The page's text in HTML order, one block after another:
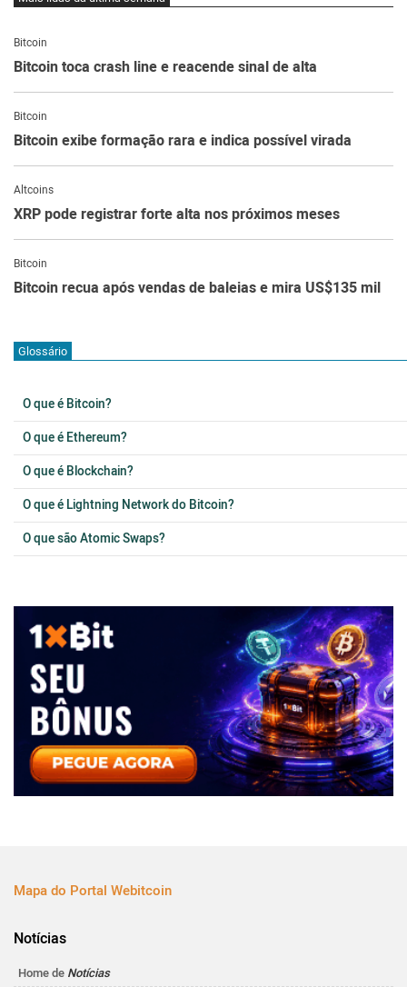
Bitcoin
Bitcoin toca crash line e reacende sinal de alta
Bitcoin
Bitcoin exibe formação rara e indica possível virada
Altcoins
XRP pode registrar forte alta nos próximos meses
Bitcoin
Bitcoin recua após vendas de baleias e mira US$135 mil
Glossário
O que é Bitcoin?
O que é Ethereum?
O que é Blockchain?
O que é Lightning Network do Bitcoin?
O que são Atomic Swaps?
Mapa do Portal Webitcoin
Notícias
Home de Notícias